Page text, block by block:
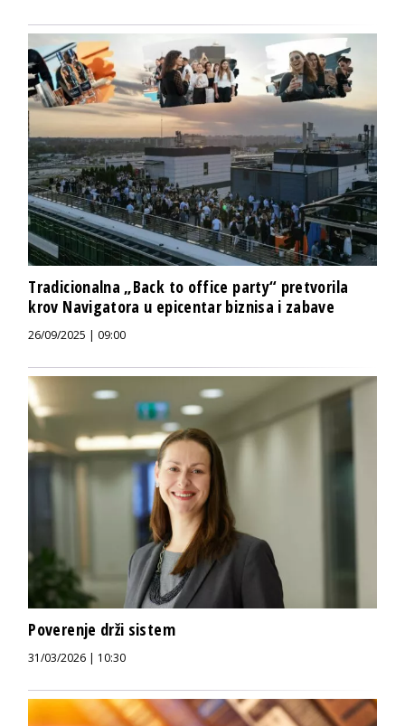
Tradicionalna „Back to office party“ pretvorila
krov Navigatora u epicentar biznisa i zabave
26/09/2025 | 09:00
Poverenje drži sistem
31/03/2026 | 10:30